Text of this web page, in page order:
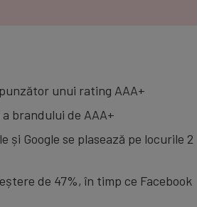
unui rating AAA+
brandului de AAA+
și Google se plasează pe locurile 2
de 47%, în timp ce Facebook